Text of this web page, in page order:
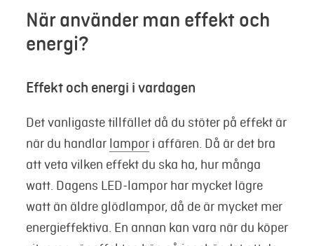
När använder man effekt och
energi?
Effekt och energi i vardagen
Det vanligaste tillfället då du stöter på effekt är
när du handlar lampori affären. Då är det bra
att veta vilken effekt du ska ha, hur många
watt. Dagens LED-lampor har mycket lägre
watt än äldre glödlampor, då de är mycket mer
energieffektiva. En annan kan vara när du köper